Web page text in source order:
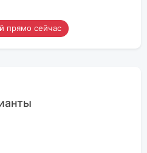
прямо сейчас